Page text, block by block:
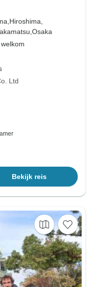
Hiroshima,
Osaka
Ltd
Bekijk reis